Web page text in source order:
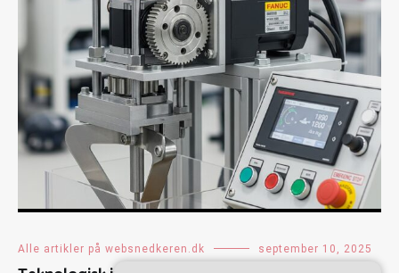
Alle artikler på websnedkeren.dk september 10, 2025